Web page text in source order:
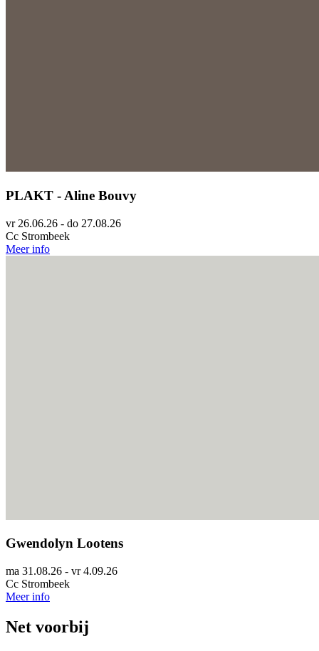
PLAKT - Aline Bouvy
vr 26.06.26 - do 27.08.26
Cc Strombeek
Meer info
Gwendolyn Lootens
ma 31.08.26 - vr 4.09.26
Cc Strombeek
Meer info
Net voorbij